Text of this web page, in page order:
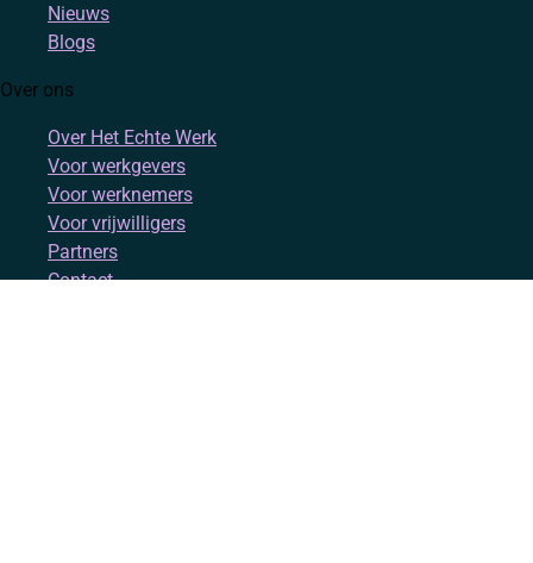
Nieuws
Blogs
Over ons
Over Het Echte Werk
Voor werkgevers
Voor werknemers
Voor vrijwilligers
Partners
Contact